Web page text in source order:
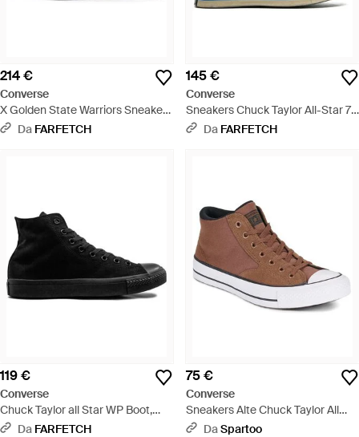
214 €
Converse
X Golden State Warriors Sneakers
Alte Chuck Taylor All Star 70 - Blu
Da FARFETCH
145 €
Converse
Sneakers Chuck Taylor All-Star 70
Hi X Adererror - Blu
Da FARFETCH
119 €
Converse
Chuck Taylor all Star WP Boot,
Sneaker a Collo Alto Unisex -
Da FARFETCH
75 €
Converse
Sneakers Alte Chuck Taylor All
Star Malden Street - Marrone
DaSpartoo